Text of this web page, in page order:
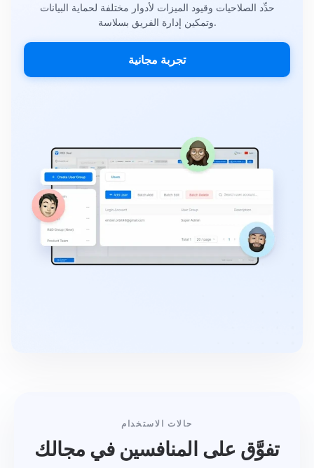
حدِّد الصلاحيات وقيود الميزات لأدوار مختلفة لحماية البيانات
وتمكين إدارة الفريق بسلاسة.
تجربة مجانية
حالات الاستخدام
تفوَّق على المنافسين في مجالك